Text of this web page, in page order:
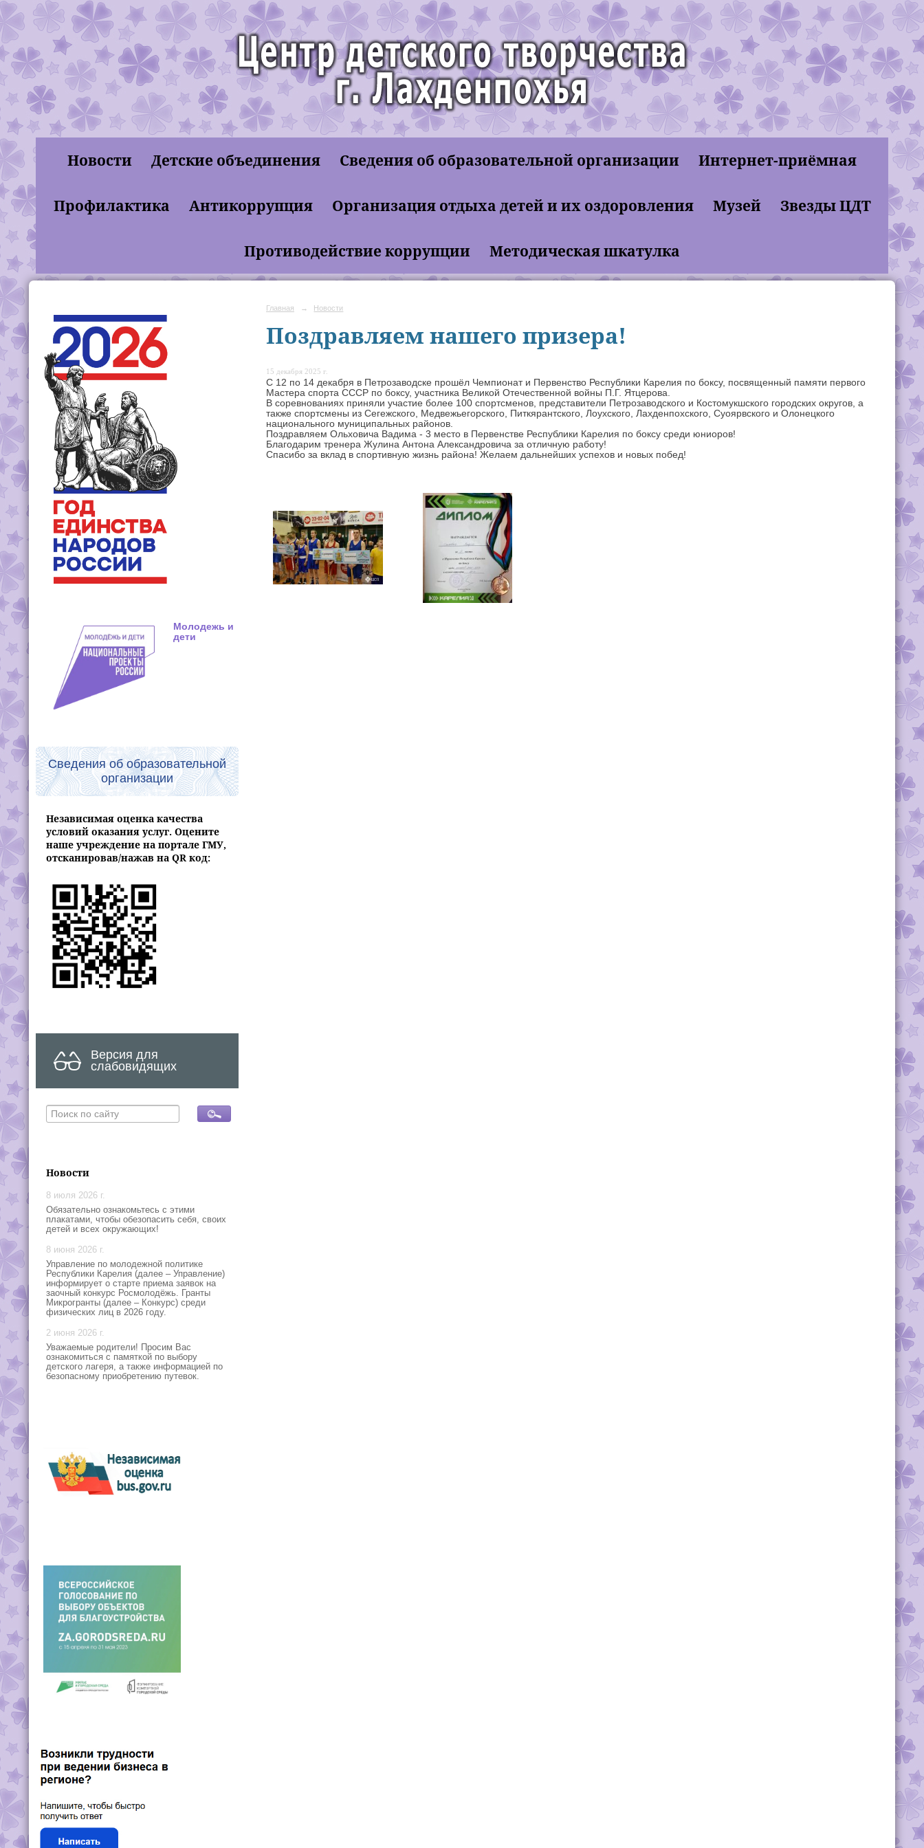
"Лахденпохский Центр детского творчества"
Новости Детские объединения Сведения об образовательной организации Интернет-приёмная
Профилактика Антикоррупция Организация отдыха детей и их оздоровления Музей Звезды ЦДТ
Противодействие коррупции Методическая шкатулка
Молодежь и
дети
Сведения об образовательной
организации
Независимая оценка качества
условий оказания услуг. Оцените
наше учреждение на портале ГМУ,
отсканировав/нажав на QR код:
Версия для
слабовидящих
Новости
8 июля 2026 г.
Обязательно ознакомьтесь с этими
плакатами, чтобы обезопасить себя, своих
детей и всех окружающих!
8 июня 2026 г.
Управление по молодежной политике
Республики Карелия (далее – Управление)
информирует о старте приема заявок на
заочный конкурс Росмолодёжь. Гранты
Микрогранты (далее – Конкурс) среди
физических лиц в 2026 году.
2 июня 2026 г.
Уважаемые родители! Просим Вас
ознакомиться с памяткой по выбору
детского лагеря, а также информацией по
безопасному приобретению путевок.
Главная → Новости
Поздравляем нашего призера!
15 декабря 2025 г.
С 12 по 14 декабря в Петрозаводске прошёл Чемпионат и Первенство Республики Карелия по боксу, посвященный памяти первого
Мастера спорта СССР по боксу, участника Великой Отечественной войны П.Г. Ятцерова.
В соревнованиях приняли участие более 100 спортсменов, представители Петрозаводского и Костомукшского городских округов, а
также спортсмены из Сегежского, Медвежьегорского, Питкярантского, Лоухского, Лахденпохского, Суоярвского и Олонецкого
национального муниципальных районов.
Поздравляем Ольховича Вадима - 3 место в Первенстве Республики Карелия по боксу среди юниоров!
Благодарим тренера Жулина Антона Александровича за отличную работу!
Спасибо за вклад в спортивную жизнь района! Желаем дальнейших успехов и новых побед!